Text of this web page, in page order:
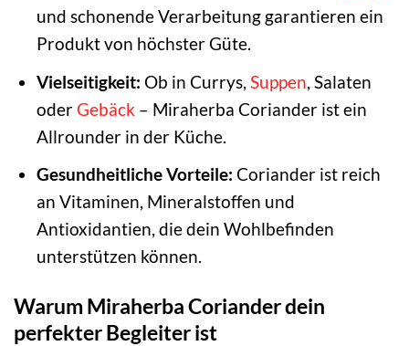
und schonende Verarbeitung garantieren ein
Produkt von höchster Güte.
Vielseitigkeit: Ob in Currys, Suppen , Salaten
oder Gebäck – Miraherba Coriander ist ein
Allrounder in der Küche.
Gesundheitliche Vorteile: Coriander ist reich
an Vitaminen, Mineralstoffen und
Antioxidantien, die dein Wohlbefinden
unterstützen können.
Warum Miraherba Coriander dein
perfekter Begleiter ist